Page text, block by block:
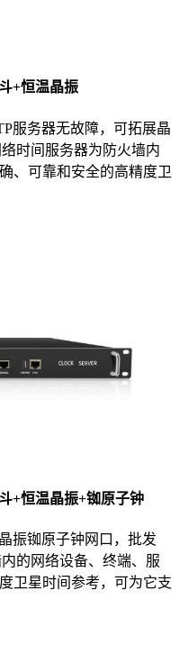
+恒温晶振
服务器无故障，可拓展晶
时间服务器为防火墙内
、可靠和安全的高精度卫
+恒温晶振+铷原子钟
振铷原子钟网口，批发
的网络设备、终端、服
卫星时间参考，可为它支